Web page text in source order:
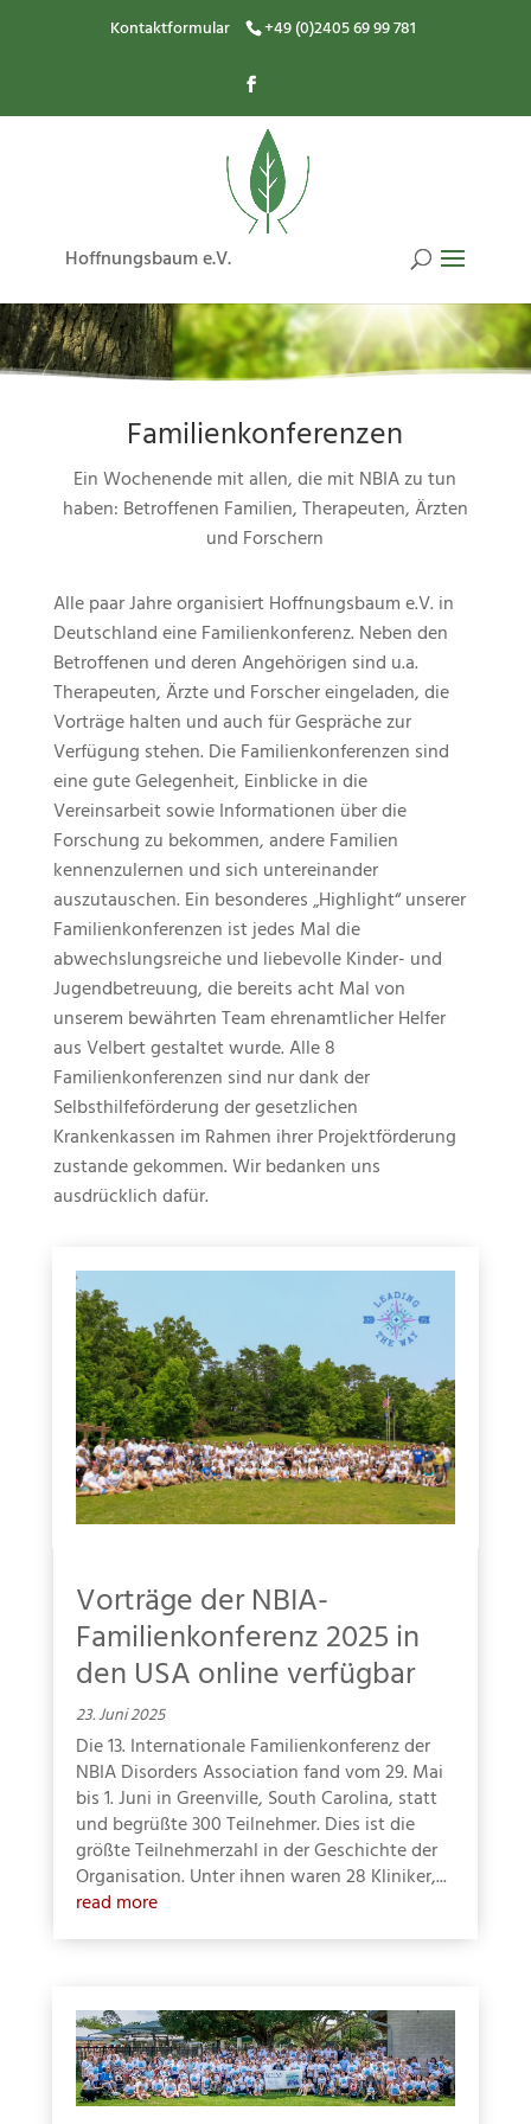
Kontaktformular +49 (0)2405 69 99 781
Hoffnungsbaum e.V.
Familienkonferenzen
Ein Wochenende mit allen, die mit NBIA zu tun
haben: Betroffenen Familien, Therapeuten, Ärzten
und Forschern
Alle paar Jahre organisiert Hoffnungsbaum e.V. in
Deutschland eine Familienkonferenz. Neben den
Betroffenen und deren Angehörigen sind u.a.
Therapeuten, Ärzte und Forscher eingeladen, die
Vorträge halten und auch für Gespräche zur
Verfügung stehen. Die Familienkonferenzen sind
eine gute Gelegenheit, Einblicke in die
Vereinsarbeit sowie Informationen über die
Forschung zu bekommen, andere Familien
kennenzulernen und sich untereinander
auszutauschen. Ein besonderes „Highlight“ unserer
Familienkonferenzen ist jedes Mal die
abwechslungsreiche und liebevolle Kinder- und
Jugendbetreuung, die bereits acht Mal von
unserem bewährten Team ehrenamtlicher Helfer
aus Velbert gestaltet wurde. Alle 8
Familienkonferenzen sind nur dank der
Selbsthilfeförderung der gesetzlichen
Krankenkassen im Rahmen ihrer Projektförderung
zustande gekommen. Wir bedanken uns
ausdrücklich dafür.
Vorträge der NBIA-
Familienkonferenz 2025 in
den USA online verfügbar
23. Juni 2025
Die 13. Internationale Familienkonferenz der
NBIA Disorders Association fand vom 29. Mai
bis 1. Juni in Greenville, South Carolina, statt
und begrüßte 300 Teilnehmer. Dies ist die
größte Teilnehmerzahl in der Geschichte der
Organisation. Unter ihnen waren 28 Kliniker,...
read more